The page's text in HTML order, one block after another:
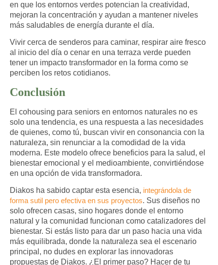
en que los entornos verdes potencian la creatividad,
mejoran la concentración y ayudan a mantener niveles
más saludables de energía durante el día.
Vivir cerca de senderos para caminar, respirar aire fresco
al inicio del día o cenar en una terraza verde pueden
tener un impacto transformador en la forma como se
perciben los retos cotidianos.
Conclusión
El cohousing para seniors en entornos naturales no es
solo una tendencia, es una respuesta a las necesidades
de quienes, como tú, buscan vivir en consonancia con la
naturaleza, sin renunciar a la comodidad de la vida
moderna. Este modelo ofrece beneficios para la salud, el
bienestar emocional y el medioambiente, convirtiéndose
en una opción de vida transformadora.
Diakos ha sabido captar esta esencia, integrándola de
forma sutil pero efectiva en sus proyectos. Sus diseños no
solo ofrecen casas, sino hogares donde el entorno
natural y la comunidad funcionan como catalizadores del
bienestar. Si estás listo para dar un paso hacia una vida
más equilibrada, donde la naturaleza sea el escenario
principal, no dudes en explorar las innovadoras
propuestas de Diakos. ¿El primer paso? Hacer de tu